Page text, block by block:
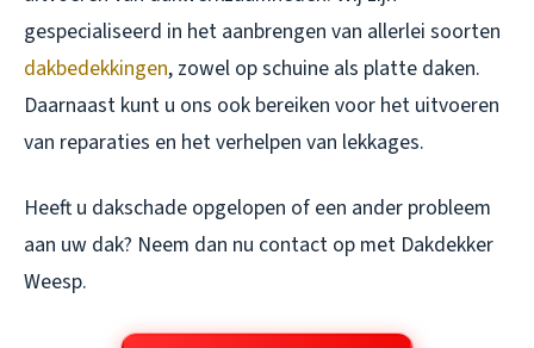
gespecialiseerd in het aanbrengen van allerlei soorten
dakbedekkingen, zowel op schuine als platte daken.
Daarnaast kunt u ons ook bereiken voor het uitvoeren
van reparaties en het verhelpen van lekkages.
Heeft u dakschade opgelopen of een ander probleem
aan uw dak? Neem dan nu contact op met Dakdekker
Weesp.